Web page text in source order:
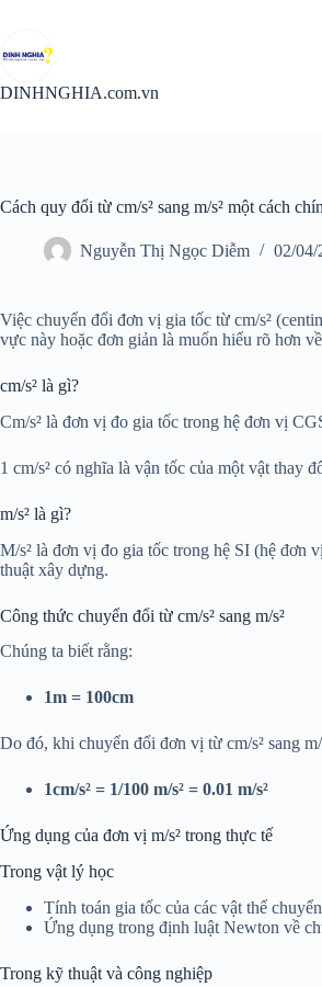
phần
nội
dung
DINHNGHIA.com.vn
Cách quy đổi từ cm/s² sang m/s² một cách
Nguyễn Thị Ngọc Diễm 02/04/
Việc chuyển đổi đơn vị gia tốc từ cm/s²
vực này hoặc đơn giản là muốn hiểu rõ hơn
cm/s² là gì?
Cm/s² là đơn vị đo gia tốc trong hệ đơn vị
1 cm/s² có nghĩa là vận tốc của một vật thay
m/s² là gì?
M/s² là đơn vị đo gia tốc trong hệ SI (hệ đơn
thuật xây dựng.
Công thức chuyển đổi từ cm/s² sang m/s²
Chúng ta biết rằng:
1m = 100cm
Do đó, khi chuyển đổi đơn vị từ cm/s² sang
1cm/s² = 1/100 m/s² = 0.01 m/s²
Ứng dụng của đơn vị m/s² trong thực tế
Trong vật lý học
Tính toán gia tốc của các vật thể
Ứng dụng trong định luật Newton về
Trong kỹ thuật và công nghiệp